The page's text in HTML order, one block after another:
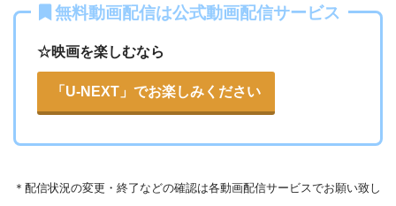
感染によるスマホ・パソコントラブルの原因となります。
こうした動画共有サイトでの動画の視聴は控える事をおすす
めします。
照）
各動画共有サイトを実際に確認する
▶︎Openload(アクセスブロック中）
▶︎9tsu
無料動画配信は公式動画配信サービス
☆映画を楽しむなら
「U-NEXT」でお楽しみください
＊ 配信状況の変更・終了などの確認は各動画配信サービスでお願い致し